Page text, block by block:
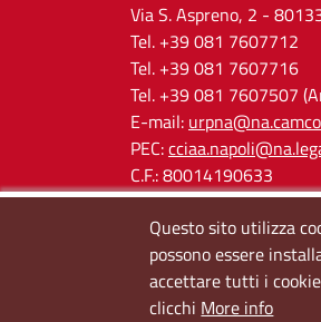
Via S. Aspreno, 2 -
Tel. +39 081 7607712
Tel. +39 081 7607716
Tel. +39 081 7607507
E-mail:
PEC:
C.F.: 80014190633
P.IVA: 03121650638
Cod. IPA: cciaa_na
Questo sito utilizza
possono essere
accettare tutti i
clicchi More info